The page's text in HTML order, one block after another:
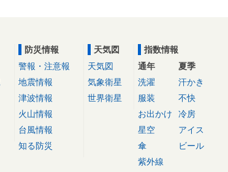
防災情報
警報・注意報
地震情報
津波情報
火山情報
台風情報
知る防災
天気図
天気図
気象衛星
世界衛星
指数情報
通年
洗濯
服装
お出かけ
星空
傘
紫外線
夏季
汗かき
不快
冷房
アイス
ビール